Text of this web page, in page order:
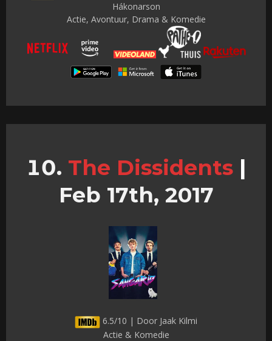
Hákonarson
Actie, Avontuur, Drama & Komedie
The Dissidents |
Feb 17th, 2017
6.5/10 | Door Jaak Kilmi
Actie & Komedie